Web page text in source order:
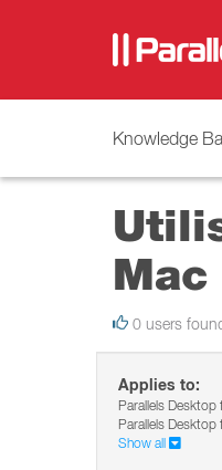
Knowledge
Mac
0 users
Applies to:
Parallels
Parallels Desktop
Show all